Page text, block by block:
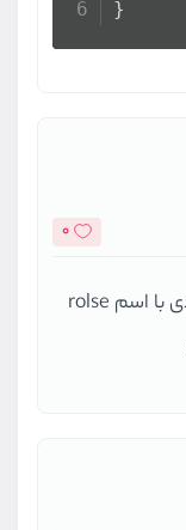
}
0
سلام وقت بخیر الان شما مطمئنی متدی با اسم rolse